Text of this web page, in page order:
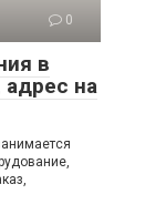
0
в
на